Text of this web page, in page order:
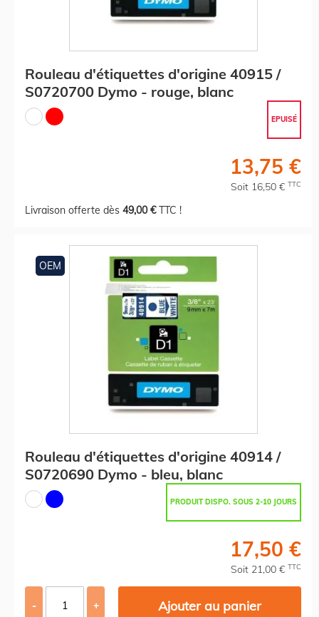
Rouleau d'étiquettes d'origine 40915 /
S0720700 Dymo - rouge, blanc
EPUISÉ
13,75 €
Soit 16,50 € TTC
Livraison offerte dès 49,00 €TTC !
OEM
Rouleau d'étiquettes d'origine 40914 /
S0720690 Dymo - bleu, blanc
PRODUIT DISPO. SOUS 2-10 JOURS
17,50 €
Soit 21,00 € TTC
- + Ajouter au panier